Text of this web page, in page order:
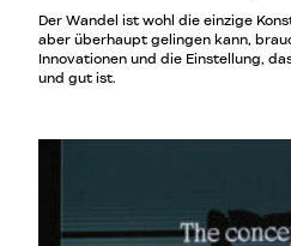
Der Wandel ist wohl die einzige
aber überhaupt gelingen kann,
Innovationen und die Einstellung,
und gut ist.